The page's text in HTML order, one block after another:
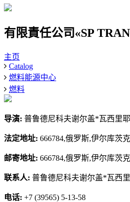
有限責任公司«SP
主页
Catalog
燃料能源中心
燃料
导演: 普鲁德尼科夫谢尔盖*瓦西里
法定地址: 666784,俄罗斯,伊尔库茨
邮寄地址: 666784,俄罗斯,伊尔库茨
联系人: 普鲁德尼科夫谢尔盖*瓦西
电话: +7 (39565) 5-13-58